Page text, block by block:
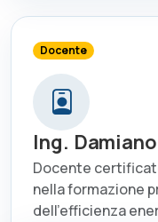
Docente
Ing.
Docente
nella formazione
dell'efficienza